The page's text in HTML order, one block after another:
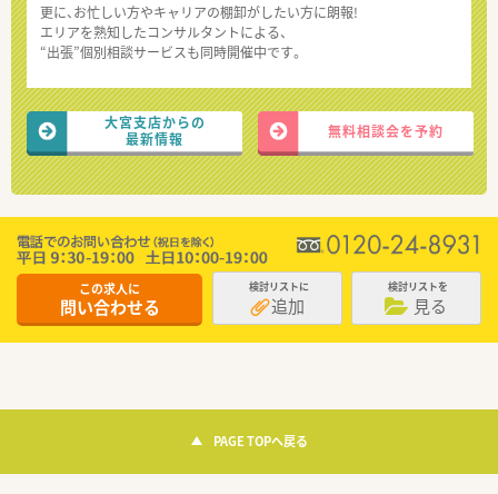
更に、お忙しい方やキャリアの棚卸がしたい方に朗報!
エリアを熟知したコンサルタントによる、
“出張”個別相談サービスも同時開催中です。
大宮支店からの
最新情報
無料相談会を予約
この求人に
問い合わせる
検討リストに
追加
検討リストを
見る
PAGE TOPへ戻る